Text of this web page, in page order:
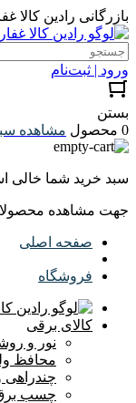
بازرگانی رادین کالا
ورود | ثبت‌نام
بستن
0 محصول
مشاهده
سبد خرید شما خالی
جهت مشاهده
صفحه اصلی
فروشگاه
کالای برقی
نور و
محافظ
چندراهی
چسب